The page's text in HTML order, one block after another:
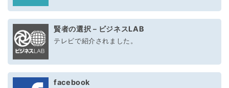
賢者の選択－ビジネスLAB
テレビで紹介されました。
facebook